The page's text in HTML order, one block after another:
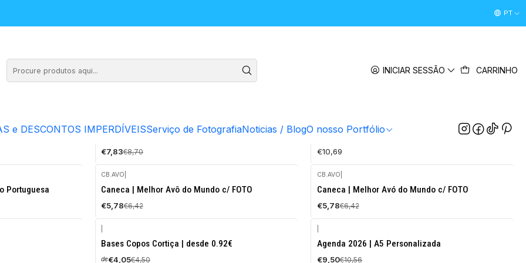
INICIAR SESSÃO CARRINHO
e DESCONTOS IMPERDÍVEISServiço de FotografiaNoticias / BlogO nosso Portfólio
Desconto Boas Vindas 5% " boasvindas26 " (PrimeiraPT
❤️ São ideias e presentes completamente personalizados para avós de todas as idades.
Gravação
-10%
Avental para Avós c/ fotografia "Feliz Natal"
€7,83€8,70
Caneca Personalizada Seleção Brasileira
€10,69
Portuguesa
-10%
DESCONTO
CB.AVO
Caneca | Melhor Avô do Mundo c/ FOTO
€5,78€6,42
-10%
DESCONTO
CB.AVO
Caneca | Melhor Avó do Mundo c/ FOTO
€5,78€6,42
-10%
DESCONTO
Bases Copos Cortiça | desde 0.92€
de€4,05€4,50
-10%
DESCONTO
Agenda 2026 | A5 Personalizada
€9,50€10,56